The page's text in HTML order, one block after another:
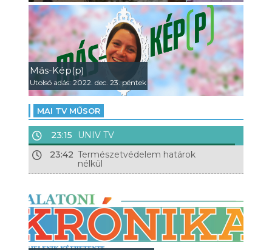
Más-Kép(p)
Utolsó adás: 2022. dec. 23. péntek
MAI TV MŰSOR
23:15
UNIV TV
23:42 Természetvédelem határok
nélkül